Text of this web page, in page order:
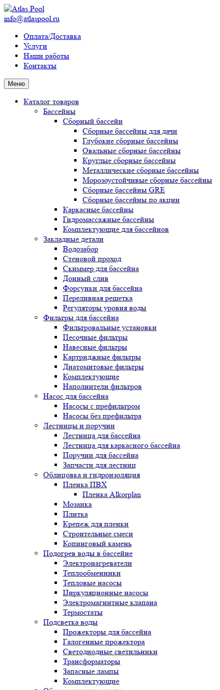
info@atlaspool.ru
Оплата/Доставка
Услуги
Наши работы
Контакты
Меню
Каталог товаров
Бассейны
Сборный бассейн
Сборные бассейны для дачи
Глубокие сборные бассейны
Овальные сборные бассейны
Круглые сборные бассейны
Металлические сборные бассейны
Морозоустойчивые сборные бассейны
Сборные бассейны GRE
Сборные бассейны по акции
Каркасные бассейны
Гидромассажные бассейны
Комплектующие для бассейнов
Закладные детали
Водозабор
Стеновой проход
Скиммер для бассейна
Донный слив
Форсунки для бассейна
Переливная решетка
Регуляторы уровня воды
Фильтры для бассейна
Фильтровальные установки
Песочные фильтры
Навесные фильтры
Картриджные фильтры
Диатомитовые фильтры
Комплектующие
Наполнители фильтров
Насос для бассейна
Насосы с префильтром
Насосы без префильтра
Лестницы и поручни
Лестница для бассейна
Лестница для каркасного бассейна
Поручни для бассейна
Запчасти для лестниц
Облицовка и гидроизоляция
Пленка ПВХ
Пленка Alkorplan
Мозаика
Плитка
Крепеж для пленки
Строительные смеси
Копинговый камень
Подогрев воды в бассейне
Электронагреватели
Теплообменники
Тепловые насосы
Циркуляционные насосы
Электромагнитные клапана
Термостаты
Подсветка воды
Прожекторы для бассейна
Галогенные прожектора
Светодиодные светильники
Трансформаторы
Запасные лампы
Комплектующие